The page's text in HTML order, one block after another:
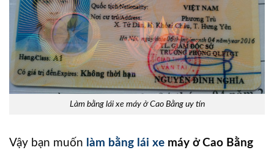
Làm bằng lái xe máy ở Cao Bằng uy tín
Vậy bạn muốn làm bằng lái xe máy ở Cao Bằng